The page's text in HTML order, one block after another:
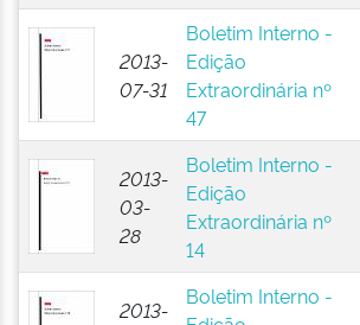
2013-
07-31
Boletim Interno -
Edição
Extraordinária nº
47
2013-
03-
28
Boletim Interno -
Edição
Extraordinária nº
14
2013-
Boletim Interno -